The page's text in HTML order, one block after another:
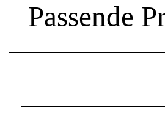
Passende